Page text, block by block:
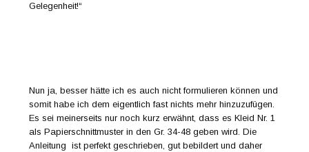
Gelegenheit!“
Nun ja, besser hätte ich es auch nicht formulieren können und
somit habe ich dem eigentlich fast nichts mehr hinzuzufügen.
Es sei meinerseits nur noch kurz erwähnt, dass es Kleid Nr. 1
als Papierschnittmuster in den Gr. 34-48 geben wird. Die
Anleitung ist perfekt geschrieben, gut bebildert und daher